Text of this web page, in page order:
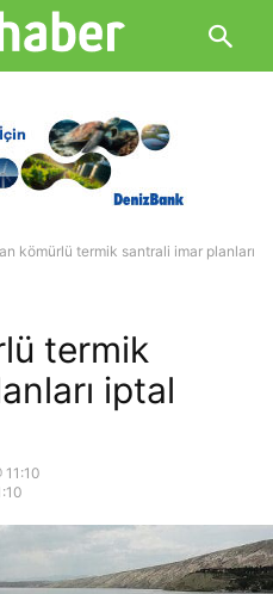
kömürlü termik santrali imar planları
termik
iptal
11:10